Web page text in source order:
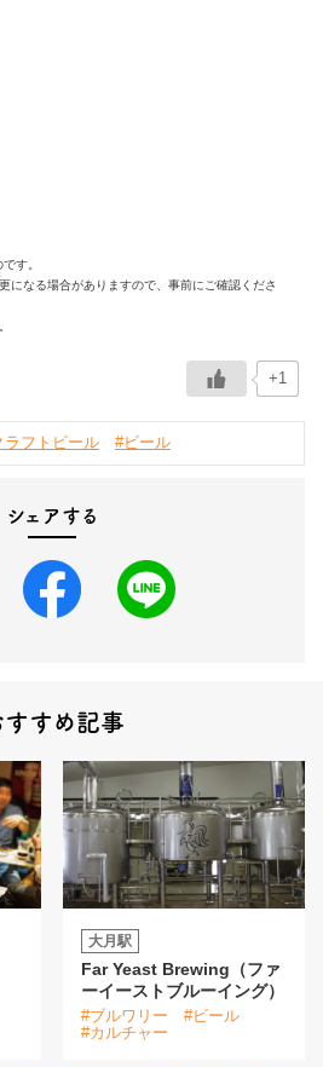
す。
になる場合がありますので、事前にご確認くださ
+1
ラフトビール #ビール
シェアする
すすめ記事
大月駅
Far Yeast Brewing（ファ
ーイーストブルーイング）
#ブルワリー
#ビール
#カルチャー